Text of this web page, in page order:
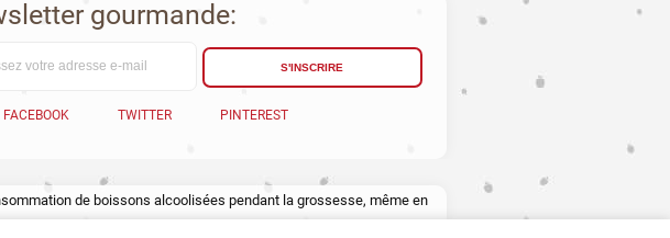
gourmande:
S'INSCRIRE
FACEBOOK TWITTER PINTEREST
de boissons alcoolisées pendant la grossesse, même en